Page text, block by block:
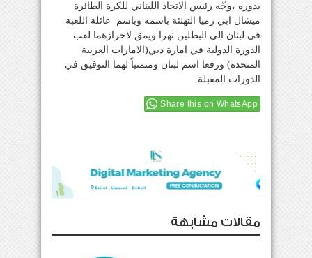
بدوره ،وجّه رئيس الاتحاد اللبناني للكرة الطائرة
ميشال ابي رميا التهنئة باسمه وباسم عائلة اللعبة
في لبنان الى البطلين نهرا ويمق لاحرازهما لقب
الدورة الدولية في امارة دبي(الامارات العربية
المتحدة) ورفعا اسم لبنان ومتمنياً لهما التوفيق في
الدورات المقبلة.
Share this on WhatsApp
مقالات مشابهة